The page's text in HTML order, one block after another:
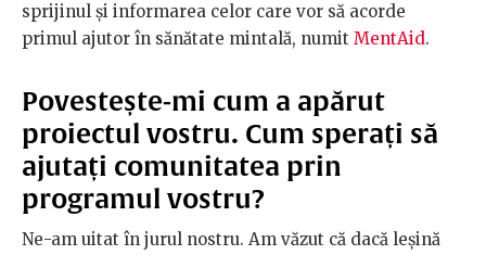
sprijinul și informarea celor care vor să acorde
primul ajutor în sănătate mintală, numit MentAid.
Povestește-mi cum a apărut
proiectul vostru. Cum sperați să
ajutați comunitatea prin
programul vostru?
Ne-am uitat în jurul nostru. Am văzut că dacă leșină